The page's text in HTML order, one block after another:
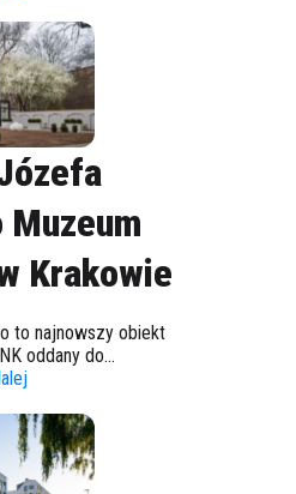
Muzeum
Krakowie
to najnowszy obiekt
oddany do...